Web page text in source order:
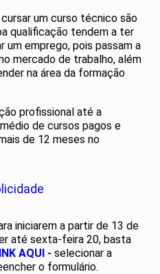
um curso técnico são
qualificação tendem a ter
um emprego, pois passam a
mercado de trabalho, além
na área da formação
profissional até a
de cursos pagos e
de 12 meses no
iniciarem a partir de 13 de
até sexta-feira 20, basta
AQUI - selecionar a
o formulário.